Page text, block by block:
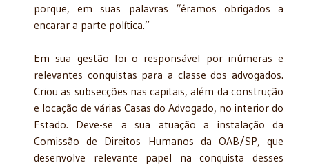
porque, em suas palavras “éramos obrigados a
encarar a parte política.”
Em sua gestão foi o responsável por inúmeras e
relevantes conquistas para a classe dos advogados.
Criou as subsecções nas capitais, além da construção
e locação de várias Casas do Advogado, no interior do
Estado. Deve-se a sua atuação a instalação da
Comissão de Direitos Humanos da OAB/SP, que
desenvolve relevante papel na conquista desses